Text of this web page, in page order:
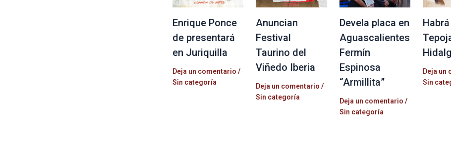
Enrique Ponce
de presentará
en Juriquilla
Deja un comentario /
Sin categoría
Anuncian
Festival
Taurino del
Viñedo Iberia
Deja un comentario /
Sin categoría
Devela placa en
Aguascalientes
Fermín
Espinosa
“Armillita”
Deja un comentario /
Sin categoría
Deja un
Sin